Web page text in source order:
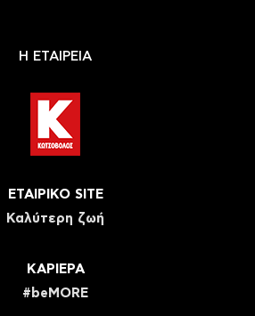
Η ΕΤΑΙΡΕΙΑ
ΕΤΑΙΡΙΚΟ SITE
Καλύτερη ζωή
ΚΑΡΙΕΡΑ
#beMORE